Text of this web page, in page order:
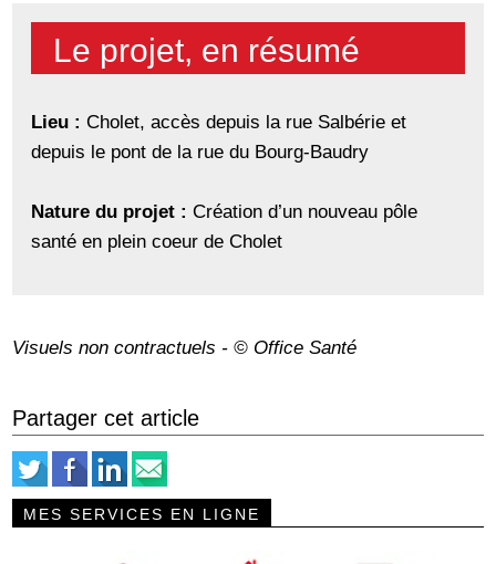
Le projet, en résumé
Lieu : Cholet, accès depuis la rue Salbérie et
depuis le pont de la rue du Bourg-Baudry
Nature du projet : Création d’un nouveau pôle
santé en plein coeur de Cholet
Visuels non contractuels - © Office Santé
Partager cet article
MES SERVICES EN LIGNE